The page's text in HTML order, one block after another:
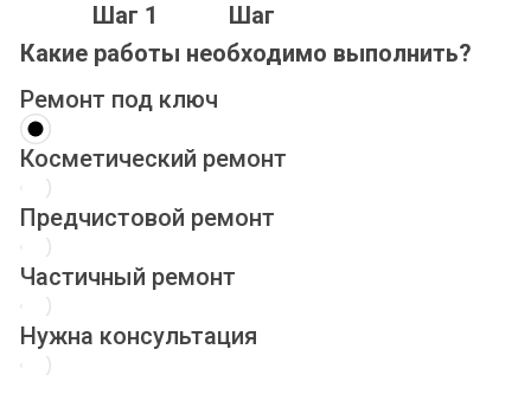
Шаг 1 Шаг 2
Какие работы необходимо выполнить?
Ремонт под ключ
Косметический ремонт
Предчистовой ремонт
Частичный ремонт
Нужна консультация